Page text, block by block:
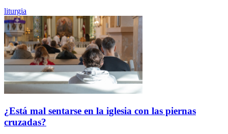
liturgia
¿Está mal sentarse en la iglesia con las piernas
cruzadas?